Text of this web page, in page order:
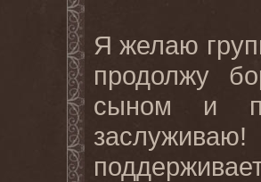
Я желаю
продолжу
сыном и